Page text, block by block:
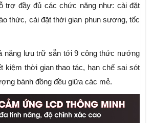
trợ đầy đủ các chức năng như: cài đặt
thức, cài đặt thời gian phun sương, tốc
năng lưu trữ sẵn tới 9 công thức nướng
kiệm thời gian thao tác, hạn chế sai sót
bánh đồng đều giữa các mẻ.